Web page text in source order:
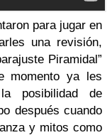
para jugar en
una revisión,
Piramidal”
momento ya les
posibilidad de
después cuando
y mitos como